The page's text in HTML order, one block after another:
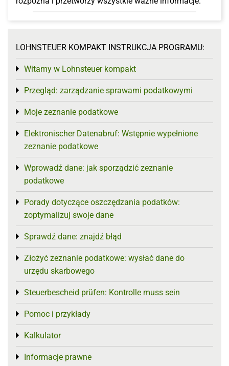
LOHNSTEUER KOMPAKT INSTRUKCJA PROGRAMU:
Witamy w Lohnsteuer kompakt
Toggle menu
Przegląd: zarządzanie sprawami podatkowymi
Toggle menu
Moje zeznanie podatkowe
Toggle menu
Elektronischer Datenabruf: Wstępnie wypełnione
zeznanie podatkowe
Toggle menu
Wprowadź dane: jak sporządzić zeznanie
podatkowe
Toggle menu
Porady dotyczące oszczędzania podatków:
zoptymalizuj swoje dane
Toggle menu
Sprawdź dane: znajdź błąd
Toggle menu
Złożyć zeznanie podatkowe: wysłać dane do
urzędu skarbowego
Toggle menu
Steuerbescheid prüfen: Kontrolle muss sein
Toggle menu
Pomoc i przykłady
Toggle menu
Kalkulator
Toggle menu
Informacje prawne
Toggle menu